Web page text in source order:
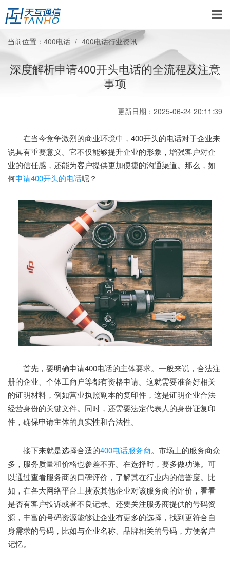
当前位置： 400电话 400电话行业资讯
深度解析申请400开头电话的全流程及注意
事项
更新日期：2025-06-24 20:11:39
在当今竞争激烈的商业环境中，400开头的电话对于企业来
说具有重要意义。它不仅能够提升企业的形象，增强客户对企
业的信任感，还能为客户提供更加便捷的沟通渠道。那么，如
何申请400开头的电话呢？
首先，要明确申请400电话的主体要求。一般来说，合法注
册的企业、个体工商户等都有资格申请。这就需要准备好相关
的证明材料，例如营业执照副本的复印件，这是证明企业合法
经营身份的关键文件。同时，还需要法定代表人的身份证复印
件，确保申请主体的真实性和合法性。
接下来就是选择合适的400电话服务商。市场上的服务商众
多，服务质量和价格也参差不齐。在选择时，要多做功课。可
以通过查看服务商的口碑评价，了解其在行业内的信誉度。比
如，在各大网络平台上搜索其他企业对该服务商的评价，看看
是否有客户投诉或者不良记录。还要关注服务商提供的号码资
源，丰富的号码资源能够让企业有更多的选择，找到更符合自
身需求的号码，比如与企业名称、品牌相关的号码，方便客户
记忆。